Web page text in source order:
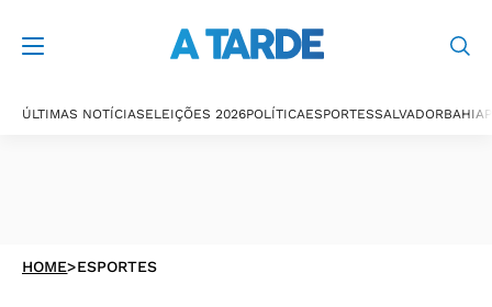
ÚLTIMAS NOTÍCIASELEIÇÕES 2026POLÍTICAESPORTESSALVADORBAHIA
HOME>ESPORTES